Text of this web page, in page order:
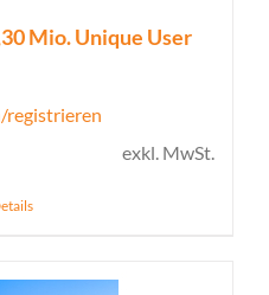
Mio. Unique User
registrieren
exkl. MwSt.